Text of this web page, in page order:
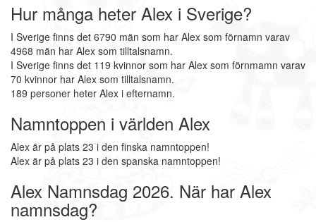
Hur många heter Alex i Sverige?
I Sverige finns det 6790 män som har Alex som förnamn varav
4968 män har Alex som tilltalsnamn.
I Sverige finns det 119 kvinnor som har Alex som förnmamn varav
70 kvinnor har Alex som tilltalsnamn.
189 personer heter Alex i efternamn.
Namntoppen i världen Alex
Alex är på plats 23 i den finska namntoppen!
Alex är på plats 23 i den spanska namntoppen!
Alex Namnsdag 2026. När har Alex
namnsdag?